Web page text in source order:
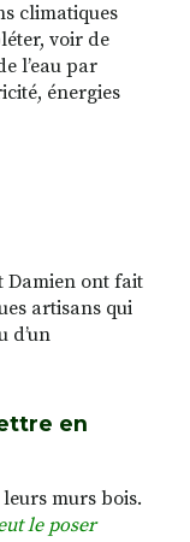
climatiques
voir de
l’eau par
énergies
Damien ont fait
artisans qui
d’un
en
murs bois.
le poser